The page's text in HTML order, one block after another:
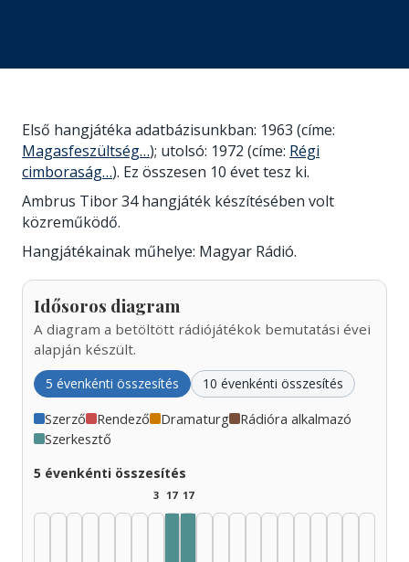
Első hangjátéka adatbázisunkban: 1963 (címe:
Magasfeszültség…); utolsó: 1972 (címe: Régi
cimboraság…). Ez összesen 10 évet tesz ki.
Ambrus Tibor 34 hangjáték készítésében volt
közreműködő.
Hangjátékainak műhelye: Magyar Rádió.
Idősoros diagram
A diagram a betöltött rádiójátékok bemutatási évei
alapján készült.
5 évenkénti összesítés 10 évenkénti összesítés
Szerző Rendező Dramaturg
Rádióra alkalmazó
Szerkesztő
5 évenkénti összesítés
3 17 17